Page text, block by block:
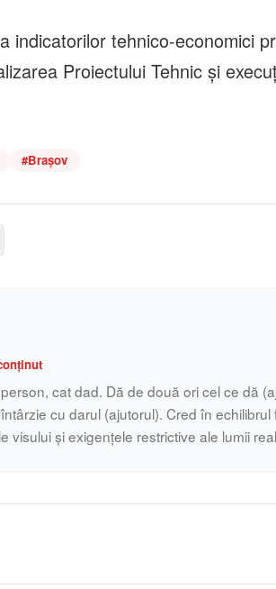
indicatorilor tehnico-economici
Proiectului Tehnic şi
#Brașov
cat dad. Dă de două ori cel ce dă
cu darul (ajutorul). Cred în echilibrul
visului și exigențele restrictive ale lumii